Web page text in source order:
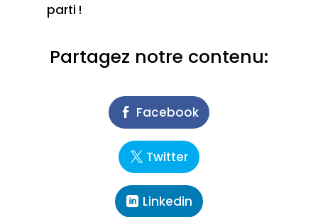
parti !
Partagez notre contenu:
Facebook
Twitter
Linkedin